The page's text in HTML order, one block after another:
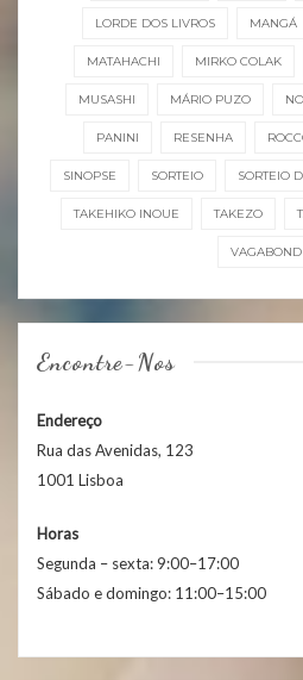
LORDE DOS LIVROS MANGÁ
MATAHACHI MIRKO COLAK
MUSASHI MÁRIO PUZO
PANINI RESENHA
SINOPSE SORTEIO SORTEIO
TAKEHIKO INOUE TAKEZO
VAGABOND
Encontre-Nos
Endereço
Rua das Avenidas, 123
1001 Lisboa
Horas
Segunda – sexta: 9:00–17:00
Sábado e domingo: 11:00–15:00